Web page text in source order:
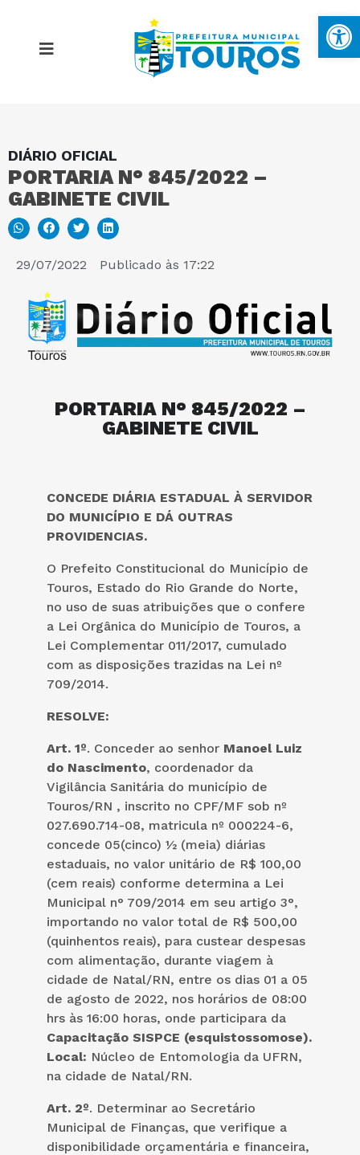
DIÁRIO OFICIAL
PORTARIA N° 845/2022 –
GABINETE CIVIL
29/07/2022 Publicado às 17:22
PORTARIA N° 845/2022 –
GABINETE CIVIL
CONCEDE DIÁRIA ESTADUAL À SERVIDOR
DO MUNICÍPIO E DÁ OUTRAS
PROVIDENCIAS.
O Prefeito Constitucional do Município de
Touros, Estado do Rio Grande do Norte,
no uso de suas atribuições que o confere
a Lei Orgânica do Município de Touros, a
Lei Complementar 011/2017, cumulado
com as disposições trazidas na Lei nº
709/2014.
RESOLVE:
Art. 1º. Conceder ao senhor Manoel Luiz
do Nascimento, coordenador da
Vigilância Sanitária do município de
Touros/RN , inscrito no CPF/MF sob nº
027.690.714-08, matricula nº 000224-6,
concede 05(cinco) ½ (meia) diárias
estaduais, no valor unitário de R$ 100,00
(cem reais) conforme determina a Lei
Municipal n° 709/2014 em seu artigo 3°,
importando no valor total de R$ 500,00
(quinhentos reais), para custear despesas
com alimentação, durante viagem à
cidade de Natal/RN, entre os dias 01 a 05
de agosto de 2022, nos horários de 08:00
hrs às 16:00 horas, onde participara da
Capacitação SISPCE (esquistossomose).
Local: Núcleo de Entomologia da UFRN,
na cidade de Natal/RN.
Art. 2º. Determinar ao Secretário
Municipal de Finanças, que verifique a
disponibilidade orçamentária e financeira,
MAPA DO SITE
PORTAL DA TRANSPARÊNCIA
E-SIC
PERGUNTAS FREQUENTES